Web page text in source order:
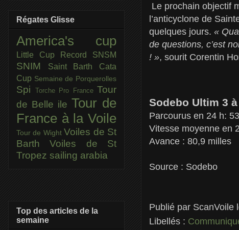
Le prochain objectif
l’anticyclone de
quelques jours. «
de questions, c’est
! », sourit Corentin
Sodebo Ultim 3
Parcourus en 24 h:
Vitesse moyenne en
Avance : 80,9 milles
Source : Sodebo
Publié par ScanVoile
Libellés :
Régates Glisse
America's cup
Little Cup Record SNSM
SNIM
Saint Barth Cata
Cup Semaine de Porquerolles
Spi Torche Pro France Tour
de Belle ile Tour de
France à la Voile
Tour de Wight Voiles de St
BarthVoiles de St
Tropez sailing arabia
Top des articles de la
semaine